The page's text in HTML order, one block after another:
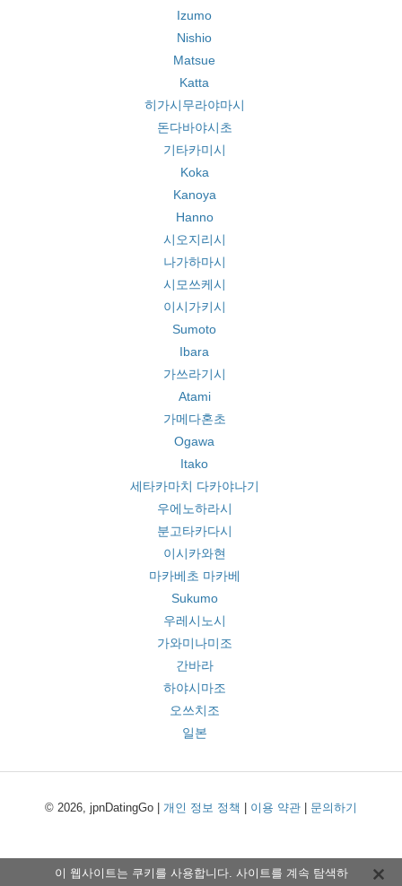
Izumo
Nishio
Matsue
Katta
히가시무라야마시
돈다바야시초
기타카미시
Koka
Kanoya
Hanno
시오지리시
나가하마시
시모쓰케시
이시가키시
Sumoto
Ibara
가쓰라기시
Atami
가메다혼초
Ogawa
Itako
세타카마치 다카야나기
우에노하라시
분고타카다시
이시카와현
마카베초 마카베
Sukumo
우레시노시
가와미나미조
간바라
하야시마조
오쓰치조
일본
© 2026, jpnDatingGo | 개인 정보 정책 이용 약관 문의하기
이 웹사이트는 쿠키를 사용합니다. 사이트를 계속 탐색하